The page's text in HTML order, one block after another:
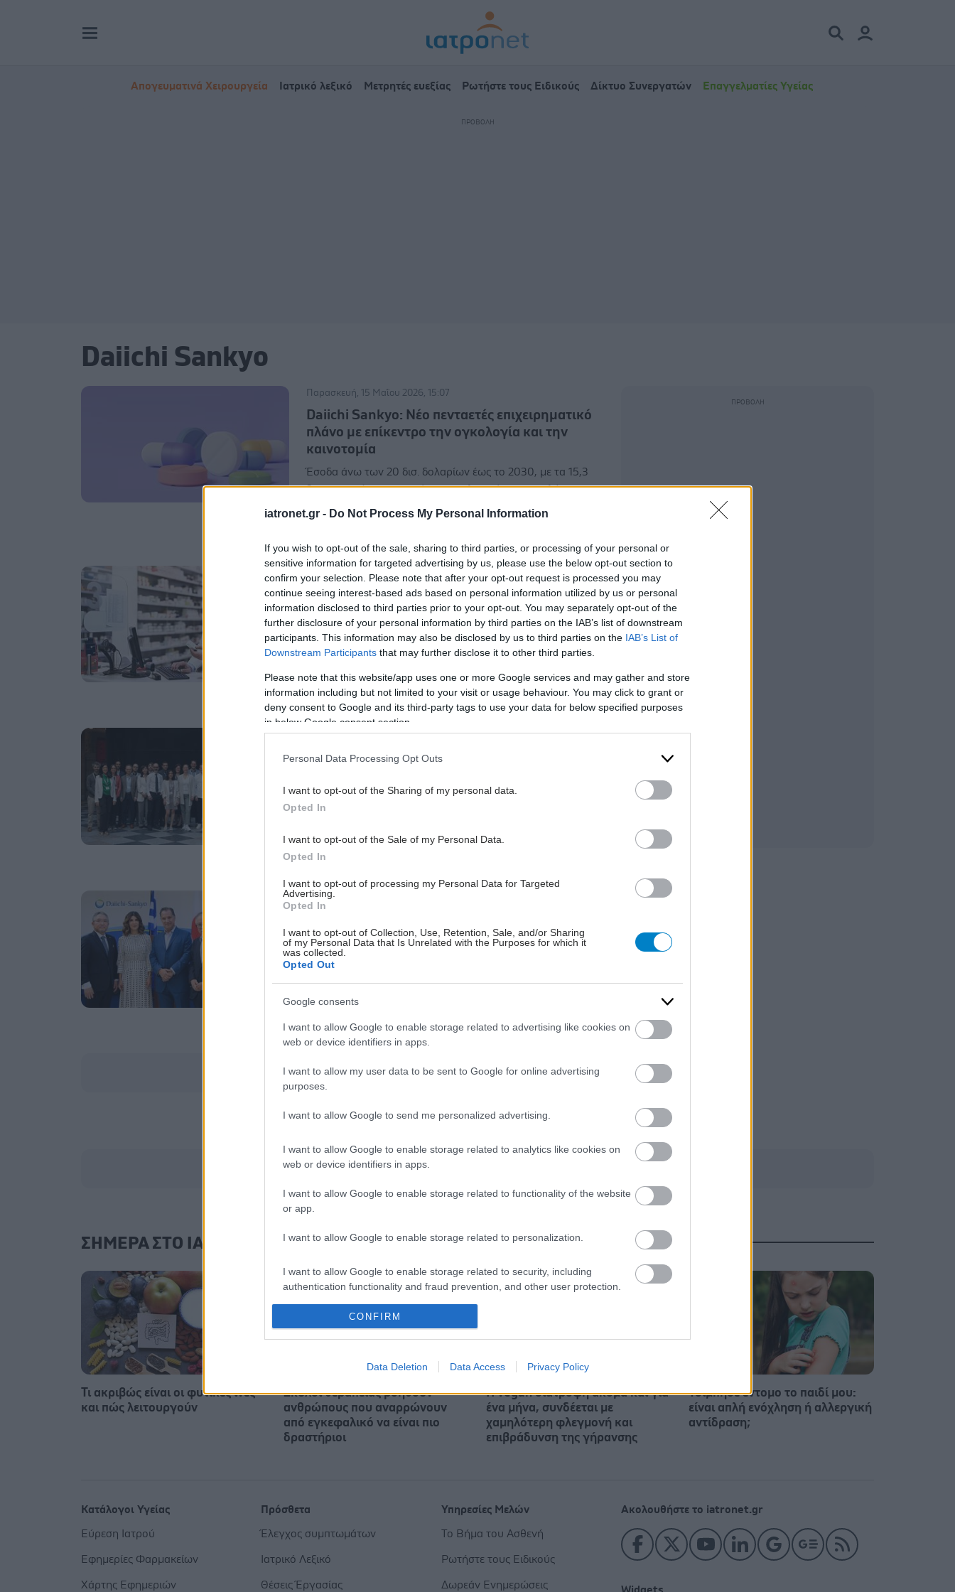
iatronet.gr - Do Not Process My Personal Information
If you wish to opt-out of the sale, sharing to third parties, or processing of your personal or
sensitive information for targeted advertising by us, please use the below opt-out section to
confirm your selection. Please note that after your opt-out request is processed you may
continue seeing interest-based ads based on personal information utilized by us or personal
information disclosed to third parties prior to your opt-out. You may separately opt-out of the
further disclosure of your personal information by third parties on the IAB’s list of downstream
participants. This information may also be disclosed by us to third parties on the IAB’s List of
Downstream Participants that may further disclose it to other third parties.
Please note that this website/app uses one or more Google services and may gather and store
information including but not limited to your visit or usage behaviour. You may click to grant or
deny consent to Google and its third-party tags to use your data for below specified purposes
in below Google consent section.
Personal Data Processing Opt Outs
I want to opt-out of the Sharing of my personal data.
Opted In
I want to opt-out of the Sale of my Personal Data.
Opted In
I want to opt-out of processing my Personal Data for Targeted
Advertising.
Opted In
I want to opt-out of Collection, Use, Retention, Sale, and/or Sharing
of my Personal Data that Is Unrelated with the Purposes for which it
was collected.
Opted Out
Google consents
I want to allow Google to enable storage related to advertising like cookies on
web or device identifiers in apps.
I want to allow my user data to be sent to Google for online advertising
purposes.
I want to allow Google to send me personalized advertising.
I want to allow Google to enable storage related to analytics like cookies on
web or device identifiers in apps.
I want to allow Google to enable storage related to functionality of the website
or app.
I want to allow Google to enable storage related to personalization.
I want to allow Google to enable storage related to security, including
authentication functionality and fraud prevention, and other user protection.
CONFIRM
Data Deletion Data Access Privacy Policy
Απογευματινά Χειρουργεία Ιατρικό λεξικό Μετρητές ευεξίας Ρωτήστε τους Ειδικούς Δίκτυο Συνεργατών Επαγγελματίες Υγείας
Daiichi Sankyo
Παρασκευή, 15 Μαΐου 2026, 15:07
Daiichi Sankyo: Νέο πενταετές επιχειρηματικό
πλάνο με επίκεντρο την ογκολογία και την
καινοτομία
Έσοδα άνω των 20 δισ. δολαρίων έως το 2030, με τα 15,3
δισ. να προέρχονται από το ογκολογικό χαρτοφυλάκιο της
κορυφαίων εταιρειών ογκολογίας παγκοσμίως έως το 2035.
Παρασκευή, 24 Απριλίου 2026, 08:00
Γιατί η Daiichi Sankyo πουλά τα καταναλωτικά
της προϊόντα
Η διαδικασία της απόσχισης θα έχει ολοκληρωθεί μέχρι τον
Ιούνιο του 2029.
Δευτέρα, 08 Δεκεμβρίου 2025, 17:00
Daiichi Sankyo: Έναρξη του ευρωπαϊκού
του πνεύμονα
Στόχος της πρωτοβουλίας είναι η ανάπτυξη της νέας γενιάς
Πέμπτη, 12 Ιουνίου 2025, 10:43
Ελλάδα
Γιόρτασε την πρώτη επέτειο της παρουσίας της στη χώρα
ΣΗΜΕΡΑ ΣΤΟ IATRONET.GR
Τι ακριβώς είναι οι φυτικές ίνες
και πώς λειτουργούν
Σκύλοι θεραπείας βοηθούν
ανθρώπους που αναρρώνουν
από εγκεφαλικό να είναι πιο
δραστήριοι
Η vegan διατροφή ακόμα και για
ένα μήνα, συνδέεται με
χαμηλότερη φλεγμονή και
επιβράδυνση της γήρανσης
Τσίμπησε έντομο το παιδί μου:
είναι απλή ενόχληση ή αλλεργική
αντίδραση;
Ακολουθήστε το iatronet.gr
Κατάλογοι Υγείας
Εύρεση Ιατρού
Εφημερίες Φαρμακείων
Χάρτης Εφημεριών
Πρόσθετα
Έλεγχος συμπτωμάτων
Ιατρικό Λεξικό
Θέσεις Έργασίας
Υπηρεσίες Μελών
Το Βήμα του Ασθενή
Ρωτήστε τους Ειδικούς
Δωρεάν Ενημερώσεις